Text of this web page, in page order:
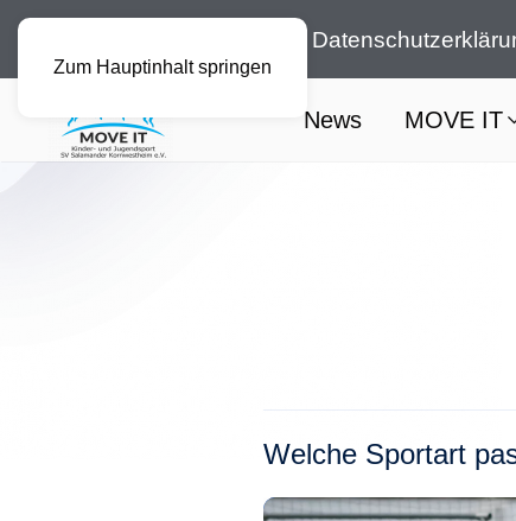
Zum Hauptinhalt springen
News MOVE IT
Welche Sportart